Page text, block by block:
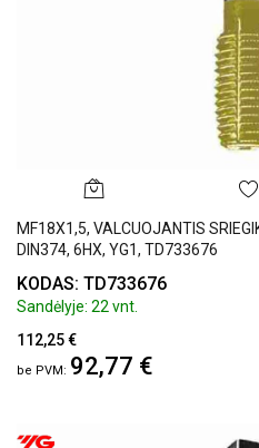
MF18X1,5, VALCUOJANTIS
DIN374, 6HX, YG1, TD733676
KODAS: TD733676
Sandėlyje: 22 vnt.
112,25 €
92,77 €